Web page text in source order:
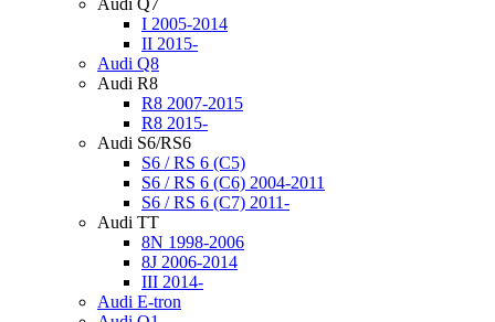
I 2005-2014
II 2015-
Audi Q8
Audi R8
R8 2007-2015
R8 2015-
Audi S6/RS6
S6 / RS 6 (C5)
S6 / RS 6 (C6) 2004-2011
S6 / RS 6 (C7) 2011-
Audi TT
8N 1998-2006
8J 2006-2014
III 2014-
Audi Е-tron